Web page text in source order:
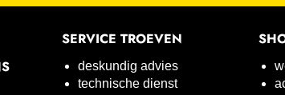
SERVICE TROEVEN
deskundig advies
technische dienst